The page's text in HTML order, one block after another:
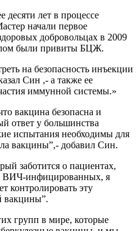
лет в процессе
начали первое
добровольцах в 2009
были привиты БЦЖ.
на безопасность инъекции
Син ,- а также ее
иммунной системы.»
вакцина безопасна и
ответ у большинства
испытания необходимы для
вакцины”,- добавил Син.
заботится о пациентах,
ВИЧ-инфицированных, я
контролировать эту
групп в мире, которые